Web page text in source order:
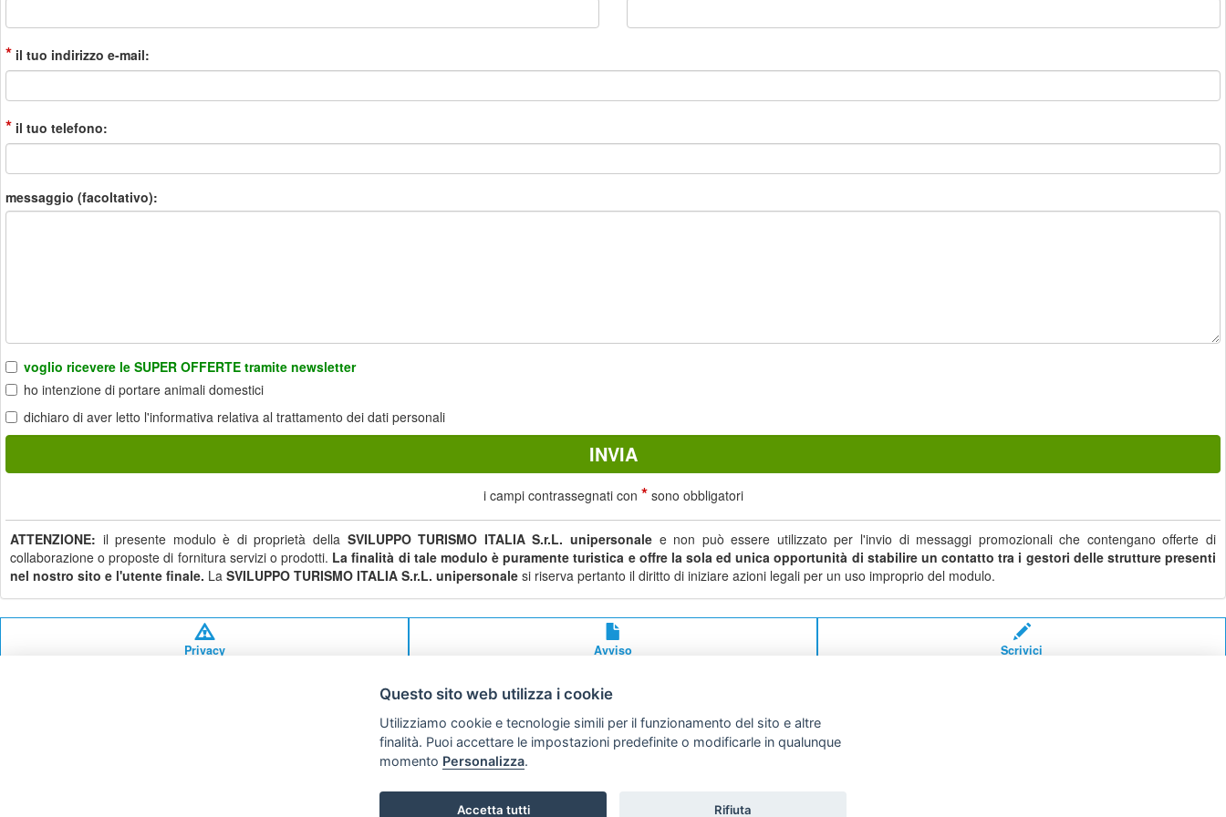
* il tuo indirizzo e-mail:
* il tuo telefono:
messaggio (facoltativo):
voglio ricevere le SUPER OFFERTE tramite newsletter
ho intenzione di portare animali domestici
dichiaro di aver letto l'informativa relativa al trattamento dei dati personali
i campi contrassegnati con *sono obbligatori
ATTENZIONE: il presente modulo è di proprietà della SVILUPPO TURISMO ITALIA S.r.L. unipersonalee non può essere utilizzato per l'invio di messaggi promozionali che contengano offerte di
collaborazione o proposte di fornitura servizi o prodotti. La finalità di tale modulo è puramente turistica e offre la sola ed unica opportunità di stabilire un contatto tra i gestori delle strutture presenti
nel nostro sito e l'utente finale. La SVILUPPO TURISMO ITALIA S.r.L. unipersonale si riserva pertanto il diritto di iniziare azioni legali per un uso improprio del modulo.
Privacy
Avviso
Scrivici
Preferenze cookie
P.IVA: 01665350433 - R.E.A. FM-195884 Via A. Costa, 2
63822 Porto San Giorgio (FM)
Questo sito web utilizza i cookie
Utilizziamo cookie e tecnologie simili per il funzionamento del sito e altre
finalità. Puoi accettare le impostazioni predefinite o modificarle in qualunque
momento Personalizza.
Accetta tutti Rifiuta